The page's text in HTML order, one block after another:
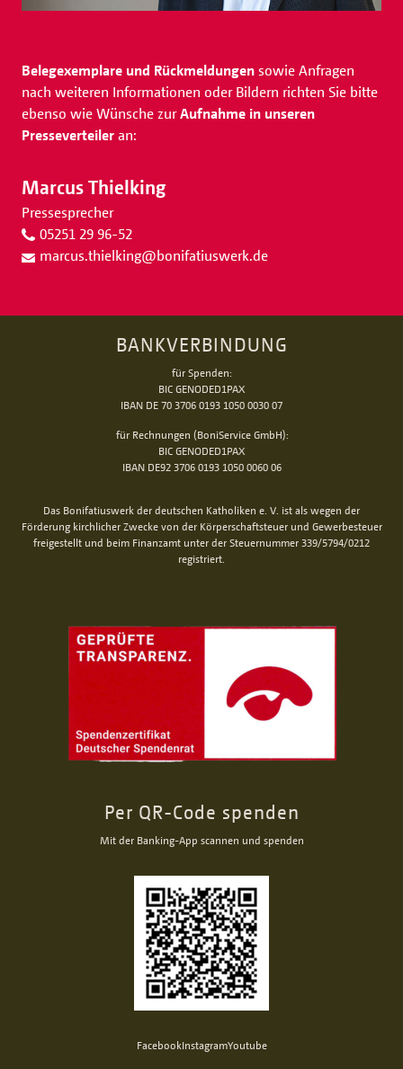
Belegexemplare und Rückmeldungen sowie Anfragen
nach weiteren Informationen oder Bildern richten Sie bitte
ebenso wie Wünsche zurAufnahme in unseren
Presseverteiler an:
Marcus Thielking
Pressesprecher
05251 29 96-52
marcus.thielking@bonifatiuswerk.de
BANKVERBINDUNG
für Spenden:
BIC GENODED1PAX
IBAN DE 70 3706 0193 1050 0030 07
für Rechnungen (BoniService GmbH):
BIC GENODED1PAX
IBAN DE92 3706 0193 1050 0060 06
Das Bonifatiuswerk der deutschen Katholiken e. V. ist als wegen der
Förderung kirchlicher Zwecke von der Körperschaftsteuer und Gewerbesteuer
freigestellt und beim Finanzamt unter der Steuernummer 339/5794/0212
registriert.
Per QR-Code spenden
Mit der Banking-App scannen und spenden
FacebookInstagramYoutube